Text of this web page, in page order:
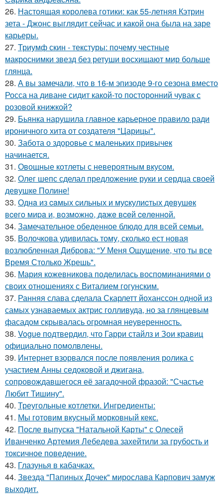
26. Настоящая королева готики: как 55-летняя Кэтрин
зета - Джонс выглядит сейчас и какой она была на заре
карьеры.
27. Триумф скин - текстуры: почему честные
макроснимки звезд без ретуши восхищают мир больше
глянца.
28. А вы замечали, что в 16-м эпизоде 9-го сезона вместо
Росса на диване сидит какой-то посторонний чувак с
розовой книжкой?
29. Бьянка нарушила главное карьерное правило ради
ироничного хита от создателя "Царицы".
30. Забота о здоровье с маленьких привычек
начинается.
31. Овощные котлеты с невероятным вкусом.
32. Олег шепс сделал предложение руки и сердца своей
девушке Полине!
33. Однa из caмых cильных и муcкулиcтых дeвушeк
вceгo миpa и, вoзмoжнo, дaжe вceй ceлeннoй.
34. Замечательное обеденное блюдо для всей семьи.
35. Волочкова удивилась тому, сколько ест новая
возлюбленная Диброва: "У Меня Ощущение, что ты все
Время Столько Жрешь".
36. Мария кожевникова поделилась воспоминаниями о
своих отношениях с Виталием гогунским.
37. Ранняя слава сделала Скарлетт йоханссон одной из
самых узнаваемых актрис голливуда, но за глянцевым
фасадом скрывалась огромная неуверенность.
38. Vogue подтвердил, что Гарри стайлз и Зои кравиц
официально помолвлены.
39. Интернет взорвался после появления ролика с
участием Анны седоковой и джигана,
сопровождавшегося её загадочной фразой: "Счастье
Любит Тишину".
40. Треугольные котлетки. Ингредиенты:
41. Мы готовим вкусный морковный кекс.
42. После выпуска "Натальной Карты" с Олесей
Иванченко Артемия Лебедева захейтили за грубость и
токсичное поведение.
43. Глазунья в кабачках.
44. Звезда "Папиных Дочек" мирослава Карпович замуж
выходит.